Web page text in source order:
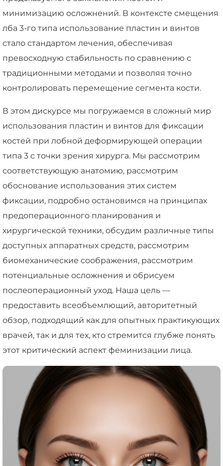
минимизацию осложнений. В контексте смещения
лба 3-го типа использование пластин и винтов
стало стандартом лечения, обеспечивая
превосходную стабильность по сравнению с
традиционными методами и позволяя точно
контролировать перемещение сегмента кости.
В этом дискурсе мы погружаемся в сложный мир
использования пластин и винтов для фиксации
костей при лобной деформирующей операции
типа 3 с точки зрения хирурга. Мы рассмотрим
соответствующую анатомию, рассмотрим
обоснование использования этих систем
фиксации, подробно остановимся на принципах
предоперационного планирования и
хирургической техники, обсудим различные типы
доступных аппаратных средств, рассмотрим
биомеханические соображения, рассмотрим
потенциальные осложнения и обрисуем
послеоперационный уход. Наша цель —
предоставить всеобъемлющий, авторитетный
обзор, подходящий как для опытных практикующих
врачей, так и для тех, кто стремится глубже понять
этот критический аспект феминизации лица.